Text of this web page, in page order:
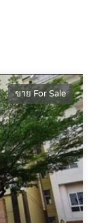
ขาย For Sale